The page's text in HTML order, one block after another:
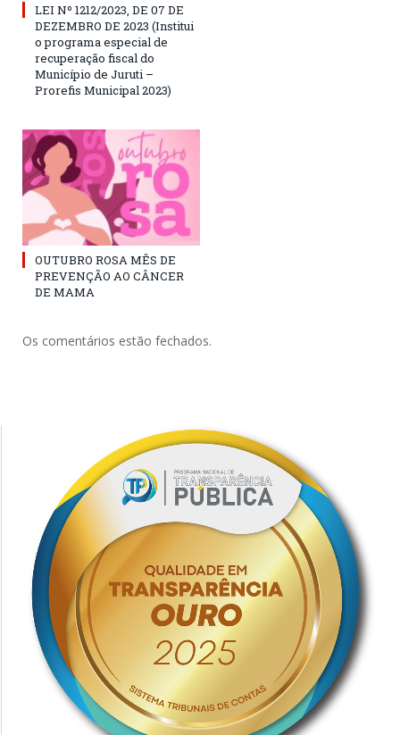
LEI Nº 1212/2023, DE 07 DE
DEZEMBRO DE 2023 (Institui
o programa especial de
recuperação fiscal do
Município de Juruti –
Prorefis Municipal 2023)
OUTUBRO ROSA MÊS DE
PREVENÇÃO AO CÂNCER
DE MAMA
Os comentários estão fechados.